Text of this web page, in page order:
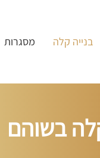
בנייה קלה מסגרות
בשוהם